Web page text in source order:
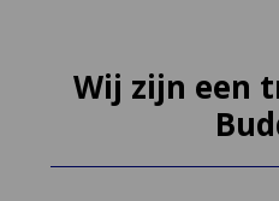
Wij zijn een